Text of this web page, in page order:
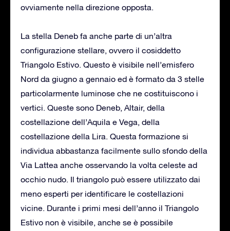
ovviamente nella direzione opposta.
La stella Deneb fa anche parte di un’altra
configurazione stellare, ovvero il cosiddetto
Triangolo Estivo. Questo è visibile nell’emisfero
Nord da giugno a gennaio ed è formato da 3 stelle
particolarmente luminose che ne costituiscono i
vertici. Queste sono Deneb, Altair, della
costellazione dell’Aquila e Vega, della
costellazione della Lira. Questa formazione si
individua abbastanza facilmente sullo sfondo della
Via Lattea anche osservando la volta celeste ad
occhio nudo. Il triangolo può essere utilizzato dai
meno esperti per identificare le costellazioni
vicine. Durante i primi mesi dell’anno il Triangolo
Estivo non è visibile, anche se è possibile